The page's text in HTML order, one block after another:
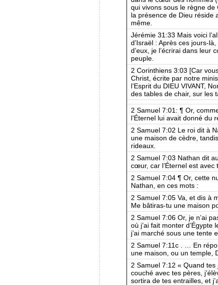
qui vivons sous le règne
la présence de Dieu
même.
Jérémie 31:33 Mais voici
d’Israël : Après ces jours-
d’eux, je l’écrirai dans
peuple.
2 Corinthiens 3:03 [Car
Christ, écrite par notre
l’Esprit du DIEU VIVANT,
des tables de chair, sur les
2 Samuel 7:01: ¶ Or,
l’Éternel lui avait donné du
2 Samuel 7:02 Le roi dit à
une maison de cèdre,
rideaux.
2 Samuel 7:03 Nathan dit
cœur, car l’Éternel est avec
2 Samuel 7:04 ¶ Or, cette
Nathan, en ces mots :
2 Samuel 7:05 Va, et dis à
Me bâtiras-tu une maison
2 Samuel 7:06 Or, je n’ai
où j’ai fait monter d’Égypte
j’ai marché sous une tente
2 Samuel 7:11c . … En
une maison, ou un temple,
2 Samuel 7:12 « Quand
couché avec tes pères,
sortira de tes entrailles, et